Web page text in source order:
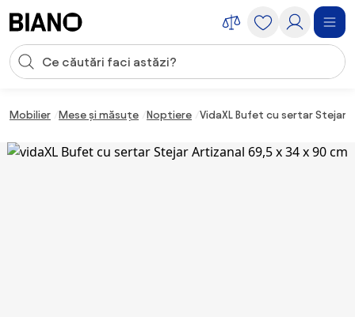
Introducerea căutării
Mobilier Mese și măsuțe Noptiere VidaXL Bufet cu sertar Stejar